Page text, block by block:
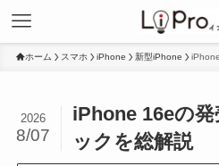
ホーム スマホ iPhone 新型iPhone
iPhone 16eの
ックを総解説
2026
8/07